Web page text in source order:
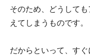
そのため、どうして
えてしまうものです。
だからといって、す